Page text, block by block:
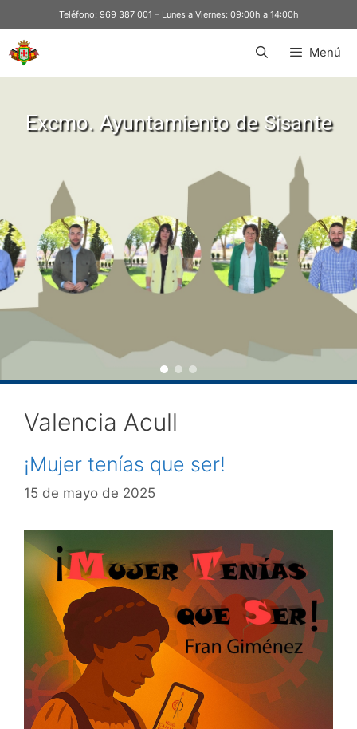
Teléfono: 969 387 001 – Lunes a Viernes: 09:00h a 14:00h
Menú
Excmo. Ayuntamiento de Sisante
Valencia Acull
¡Mujer tenías que ser!
15 de mayo de 2025